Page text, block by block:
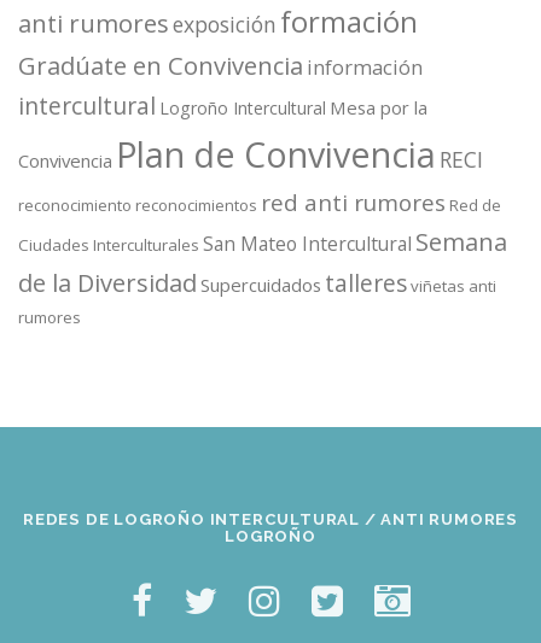
anti rumoresexposición formación
Gradúate en Convivencia información
intercultural Logroño Intercultural Mesa por la
Convivencia Plan de Convivencia RECI
reconocimiento reconocimientos red anti rumores Red de
Ciudades Interculturales San Mateo Intercultural Semana
de la Diversidad Supercuidados talleresviñetas anti
rumores
REDES DE LOGROÑO INTERCULTURAL / ANTI RUMORES
LOGROÑO